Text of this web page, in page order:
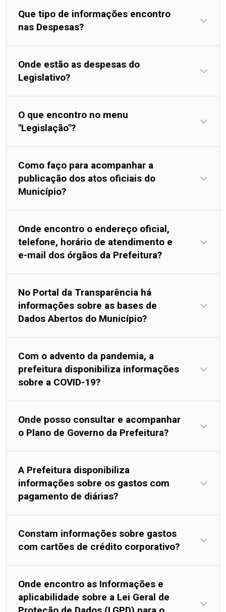
Que tipo de informações encontro
nas Despesas?
Onde estão as despesas do
Legislativo?
O que encontro no menu
"Legislação"?
Como faço para acompanhar a
publicação dos atos oficiais do
Município?
Onde encontro o endereço oficial,
telefone, horário de atendimento e
e-mail dos órgãos da Prefeitura?
No Portal da Transparência há
informações sobre as bases de
Dados Abertos do Município?
Com o advento da pandemia, a
prefeitura disponibiliza informações
sobre a COVID-19?
Onde posso consultar e acompanhar
o Plano de Governo da Prefeitura?
A Prefeitura disponibiliza
informações sobre os gastos com
pagamento de diárias?
Constam informações sobre gastos
com cartões de crédito corporativo?
Onde encontro as Informações e
aplicabilidade sobre a Lei Geral de